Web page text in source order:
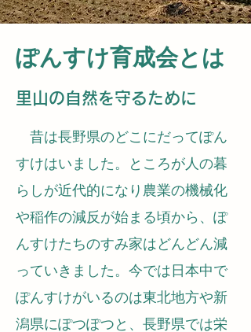
ぽんすけ育成会とは
里山の自然を守るために
昔は長野県のどこにだってぽん
すけはいました。ところが人の暮
らしが近代的になり農業の機械化
や稲作の減反が始まる頃から、ぽ
んすけたちのすみ家はどんどん減
っていきました。今では日本中で
ぽんすけがいるのは東北地方や新
潟県にぽつぽつと、長野県では栄